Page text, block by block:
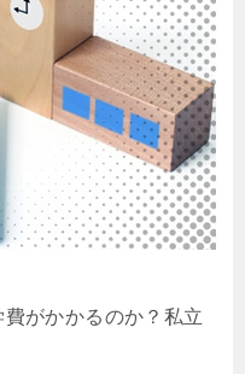
がかかるのか？私立